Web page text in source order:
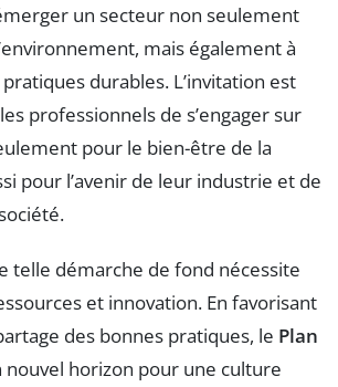
un secteur non seulement
mais également à
pratiques durables. L’invitation est
professionnels de s’engager sur
pour le bien-être de la
pour l’avenir de leur industrie et de
telle démarche de fond nécessite
et innovation. En favorisant
des bonnes pratiques, le Plan
nouvel horizon pour une culture